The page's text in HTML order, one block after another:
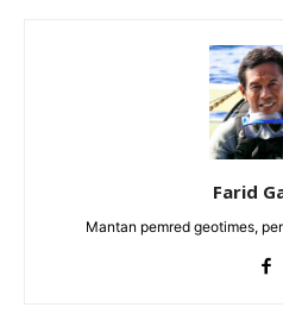
Farid
Mantan pemred geotimes,